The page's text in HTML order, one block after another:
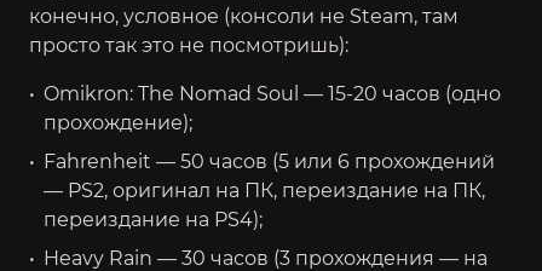
конечно, условное (консоли не Steam, там
просто так это не посмотришь):
Omikron: The Nomad Soul — 15-20 часов (одно
прохождение);
Fahrenheit — 50 часов (5 или 6 прохождений
— PS2, оригинал на ПК, переиздание на ПК,
переиздание на PS4);
Heavy Rain — 30 часов (3 прохождения — на